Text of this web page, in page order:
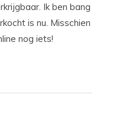
Ik ben bang
is nu. Misschien
nog iets!